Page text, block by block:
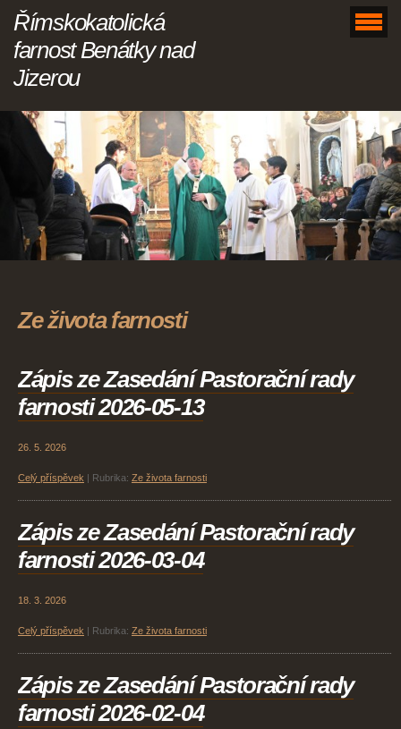
Římskokatolická
farnost Benátky nad
Jizerou
Ze života farnosti
Zápis ze Zasedání Pastorační rady
farnosti 2026-05-13
26. 5. 2026
Celý příspěvek Rubrika: Ze života farnosti
Zápis ze Zasedání Pastorační rady
farnosti 2026-03-04
18. 3. 2026
Celý příspěvek Rubrika: Ze života farnosti
Zápis ze Zasedání Pastorační rady
farnosti 2026-02-04